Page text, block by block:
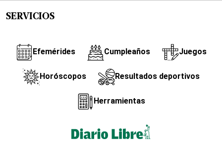
SERVICIOS
Efemérides Cumpleaños Juegos
Horóscopos Resultados deportivos
Herramientas